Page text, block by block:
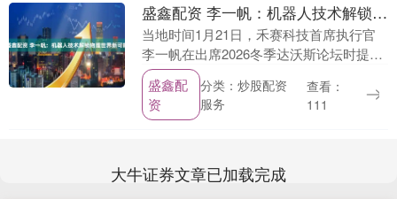
盛鑫配资 李一帆：机器人技术解锁物理世界新可能
当地时间1月21日，禾赛科技首席执行官
李一帆在出席2026冬季达沃斯论坛时提
出，今天大众谈AI的时候，绝大多数人谈
的是数字AI（Digital AI）。数字世界....
盛鑫配
资
分类：炒股配资
服务
查看：
111
大牛证券文章已加载完成